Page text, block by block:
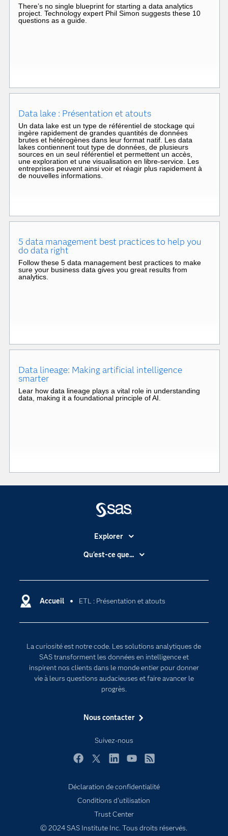
There’s no single blueprint for starting a data analytics
project. Technology expert Phil Simon suggests these 10
questions as a guide.
Data lake : Présentation et atouts
Un data lake est un type de référentiel de stockage qui
ingère rapidement de grandes quantités de données
brutes et hétérogènes dans leur format natif. Les data
lakes contiennent tout type de données, de plusieurs
sources en un seul référentiel et permettent un accès,
une exploration et une visualisation en libre-service. Les
entreprises peuvent ainsi voir et réagir plus rapidement à
de nouvelles informations.
5 data management best practices to help you
do data right
Follow these 5 data management best practices to make
sure your business data gives you great results from
analytics.
Data lineage: Making artificial intelligence
smarter
Lear how data lineage plays a vital role in understanding
data, making it a foundational principle of AI.
Accueil ETL : Présentation et atouts
La curiosité est notre code. Les solutions analytiques de
SAS transforment les données en intelligence et
inspirent nos clients dans le monde entier pour donner
vie à leurs questions audacieuses et faire avancer le
progrès.
Nous contacter
Suivez-nous
Explorer
Accessibilité
Carrières
Certifications
Documentation
Pour les enseignants
Entreprise
Formations
Pourquoi SAS ?
SAS Viya
Secteurs d'activité
Solutions
Qu'est-ce que...
Intelligence artificielle
Transformation digitale
Déclaration de confidentialité
Conditions d'utilisation
Trust Center
© 2024 SAS Institute Inc. Tous droits réservés.